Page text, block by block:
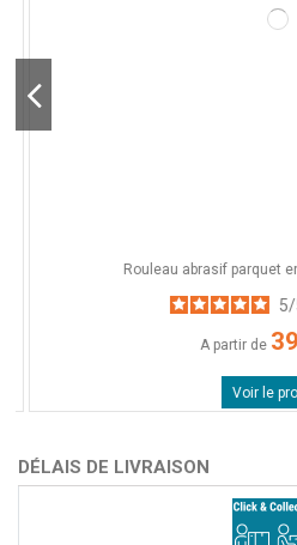
Rouleau abrasif parquet
/
A partir de
Voir le
DÉLAIS DE LIVRAISON